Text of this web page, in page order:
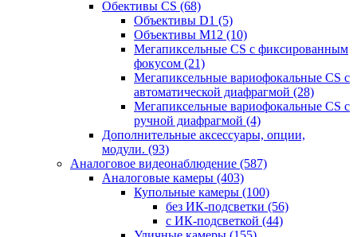
Обективы CS (68)
Объективы D1 (5)
Объективы M12 (10)
Мегапиксельные CS c фиксированным
фокусом (21)
Мегапиксельные вариофокальные CS c
автоматической диафрагмой (28)
Мегапиксельные вариофокальные CS c
ручной диафрагмой (4)
Дополнительные аксессуары, опции,
модули. (93)
Аналоговое видеонаблюдение (587)
Аналоговые камеры (403)
Купольные камеры (100)
без ИК-подсветки (56)
с ИК-подсветкой (44)